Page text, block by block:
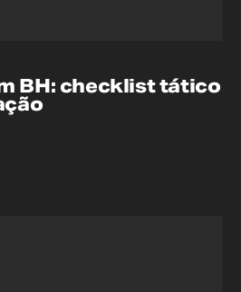
BH: checklist tático